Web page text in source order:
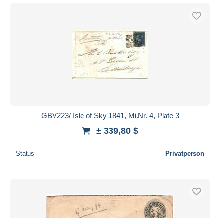
GBV223/ Isle of Sky 1841, Mi.Nr. 4, Plate 3
± 339,80 $
Status Privatperson